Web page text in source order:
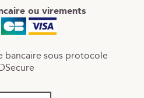
ou virements
bancaire sous protocole